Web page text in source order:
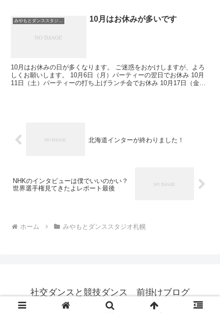
10月はお休みが多いです
10月はお休みの日が多くなります。 ご迷惑をおかけしますが、よろ
しくお願いします。 10月6日（月）パーティーの翌日でお休み 10月
11日（土）パーティーの打ち上げランチ会でお休み 10月17日（金）
北海道インターが終わりました！
NHKのインタビューは僕でいいのかい？
世界選手権見てきたよレポート最後
ホーム みやもとダンススタジオ札幌
社交ダンスと競技ダンス 前掛けブログ
© 2015 社交ダンスと競技ダンス 前掛けブログ.